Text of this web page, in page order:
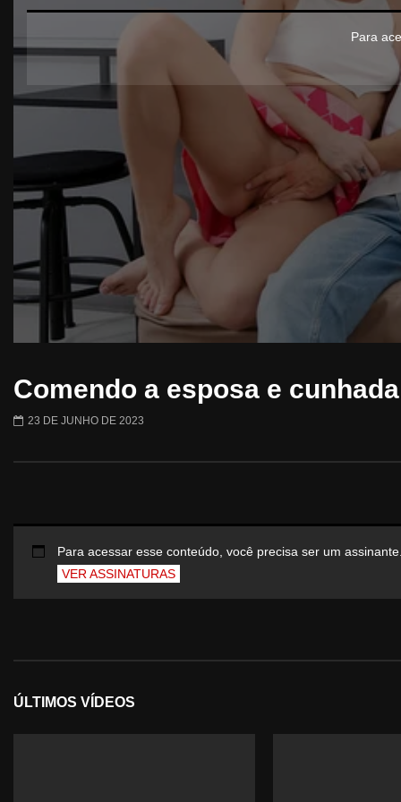
Para
Comendo a esposa e
23 DE JUNHO DE 2023
Para acessar esse conteúdo, você precisa ser um
VER ASSINATURAS
ÚLTIMOS VÍDEOS